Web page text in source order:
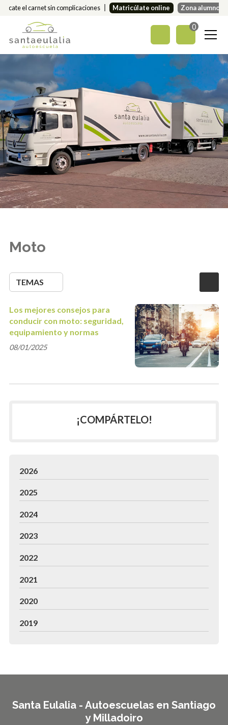
Sácate el carnet sin complicaciones Matricúlate online Zona alumnos
0
Moto
TEMAS
Los mejores consejos para
conducir con moto: seguridad,
equipamiento y normas
08/01/2025
¡COMPÁRTELO!
2026
2025
2024
2023
2022
2021
2020
2019
Santa Eulalia - Autoescuelas en Santiago
y Milladoiro